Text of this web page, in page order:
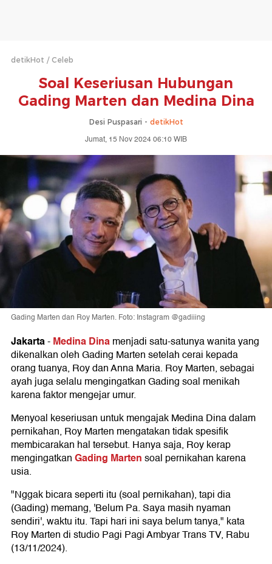
detikHot Celeb
Soal Keseriusan Hubungan
Gading Marten dan Medina Dina
Desi Puspasari - detikHot
Jumat, 15 Nov 2024 06:10 WIB
Gading Marten dan Roy Marten. Foto: Instagram @gadiiing
Jakarta-Medina Dinamenjadi satu-satunya wanita yang
dikenalkan oleh Gading Marten setelah cerai kepada
orang tuanya, Roy dan Anna Maria. Roy Marten, sebagai
ayah juga selalu mengingatkan Gading soal menikah
karena faktor mengejar umur.
Menyoal keseriusan untuk mengajak Medina Dina dalam
pernikahan, Roy Marten mengatakan tidak spesifik
membicarakan hal tersebut. Hanya saja, Roy kerap
mengingatkanGading Martensoal pernikahan karena
usia.
"Nggak bicara seperti itu (soal pernikahan), tapi dia
(Gading) memang, 'Belum Pa. Saya masih nyaman
sendiri', waktu itu. Tapi hari ini saya belum tanya," kata
Roy Marten di studio Pagi Pagi Ambyar Trans TV, Rabu
(13/11/2024).